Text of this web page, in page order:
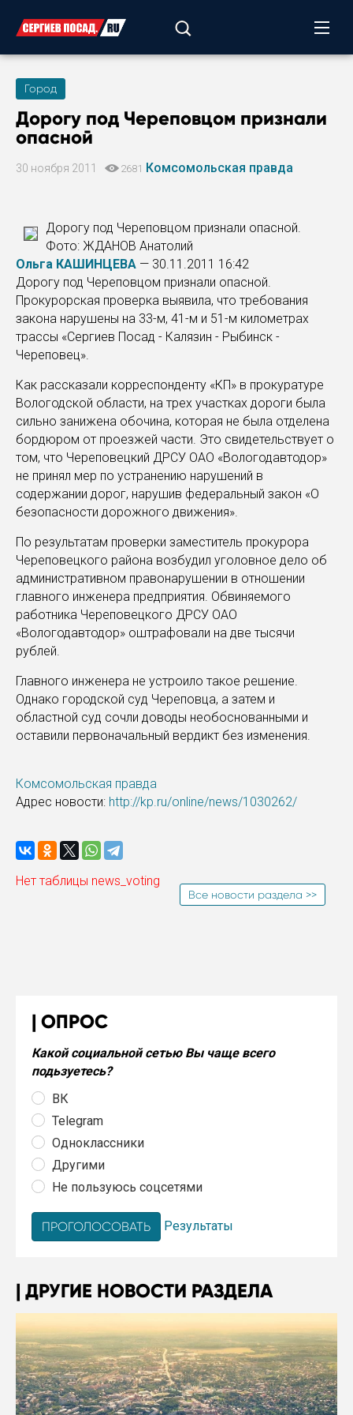
Город
Дорогу под Череповцом признали
опасной
30 ноября 2011 2681 Комсомольская правда
Дорогу под Череповцом признали опасной.
Фото: ЖДАНОВ Анатолий
Ольга КАШИНЦЕВА — 30.11.2011 16:42
Дорогу под Череповцом признали опасной.
Прокурорская проверка выявила, что требования
закона нарушены на 33-м, 41-м и 51-м километрах
трассы «Сергиев Посад - Калязин - Рыбинск -
Череповец».
Как рассказали корреспонденту «КП» в прокуратуре
Вологодской области, на трех участках дороги была
сильно занижена обочина, которая не была отделена
бордюром от проезжей части. Это свидетельствует о
том, что Череповецкий ДРСУ ОАО «Вологодавтодор»
не принял мер по устранению нарушений в
содержании дорог, нарушив федеральный закон «О
безопасности дорожного движения».
По результатам проверки заместитель прокурора
Череповецкого района возбудил уголовное дело об
административном правонарушении в отношении
главного инженера предприятия. Обвиняемого
работника Череповецкого ДРСУ ОАО
«Вологодавтодор» оштрафовали на две тысячи
рублей.
Главного инженера не устроило такое решение.
Однако городской суд Череповца, а затем и
областной суд сочли доводы необоснованными и
оставили первоначальный вердикт без изменения.
Комсомольская правда
Адрес новости: http://kp.ru/online/news/1030262/
Нет таблицы news_voting
Все новости раздела >>
ОПРОС
Какой социальной сетью Вы чаще всего
подьзуетесь?
ВК
Telegram
Одноклассники
Другими
Не пользуюсь соцсетями
Результаты
ДРУГИЕ НОВОСТИ РАЗДЕЛА